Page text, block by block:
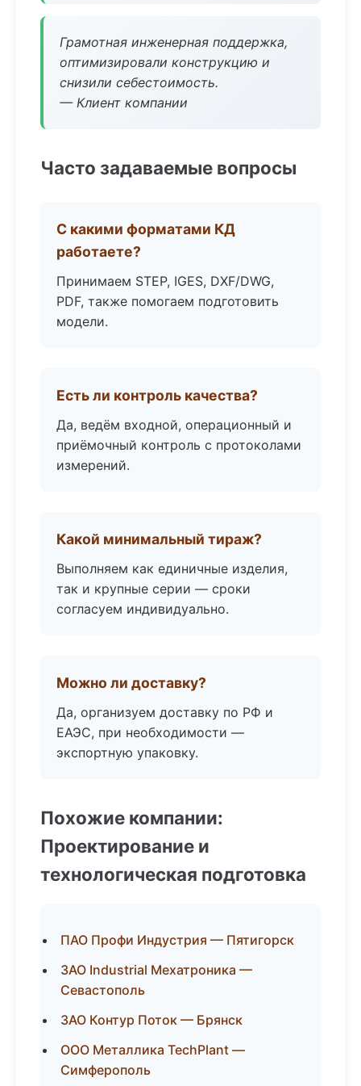
Грамотная инженерная поддержка,
оптимизировали конструкцию и
снизили себестоимость.
— Клиент компании
Часто задаваемые вопросы
С какими форматами КД
работаете?
Принимаем STEP, IGES, DXF/DWG,
PDF, также помогаем подготовить
модели.
Есть ли контроль качества?
Да, ведём входной, операционный и
приёмочный контроль с протоколами
измерений.
Какой минимальный тираж?
Выполняем как единичные изделия,
так и крупные серии — сроки
согласуем индивидуально.
Можно ли доставку?
Да, организуем доставку по РФ и
ЕАЭС, при необходимости —
экспортную упаковку.
Похожие компании:
Проектирование и
технологическая подготовка
ПАО Профи Индустрия — Пятигорск
ЗАО Industrial Мехатроника —
Севастополь
ЗАО Контур Поток — Брянск
ООО Металлика TechPlant —
Симферополь